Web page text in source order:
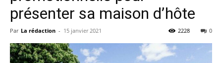
présenter sa maison d’hôte
Par La rédaction - 15 janvier 2021 0
2228